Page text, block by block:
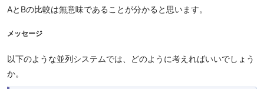
AとBの比較は無意味であることが分かると思います。
メッセージ
以下のような並列システムでは、どのように考えればいいでしょう
か。